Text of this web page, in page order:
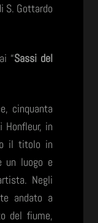
S. Gottardo
“Sassi del
cinquanta
Honfleur, in
il titolo in
un luogo e
Negli
andato a
del fiume,